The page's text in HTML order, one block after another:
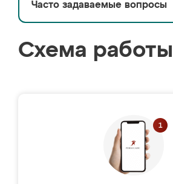
Часто задаваемые вопросы
Схема работы